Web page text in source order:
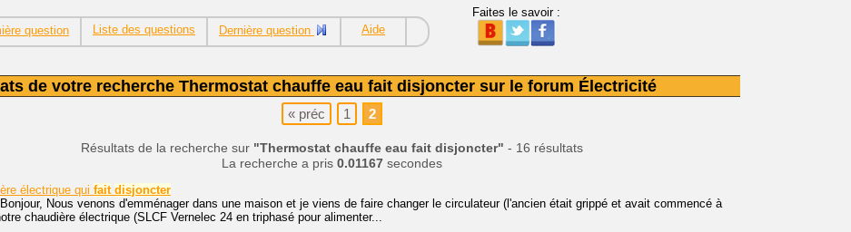
question Liste des questions Dernière question Aide
Faites le savoir :
de votre recherche Thermostat chauffe eau fait disjoncter sur le forum Électricité
«préc 1 2
Résultats de la recherche sur "Thermostat chauffe eau fait disjoncter" - 16 résultats
La recherche a pris 0.01167secondes
électrique qui fait disjoncter
Nous venons d'emménager dans une maison et je viens de faire changer le circulateur (l'ancien était grippé et avait commencé à
chaudière électrique (SLCF Vernelec 24 en triphasé pour alimenter...